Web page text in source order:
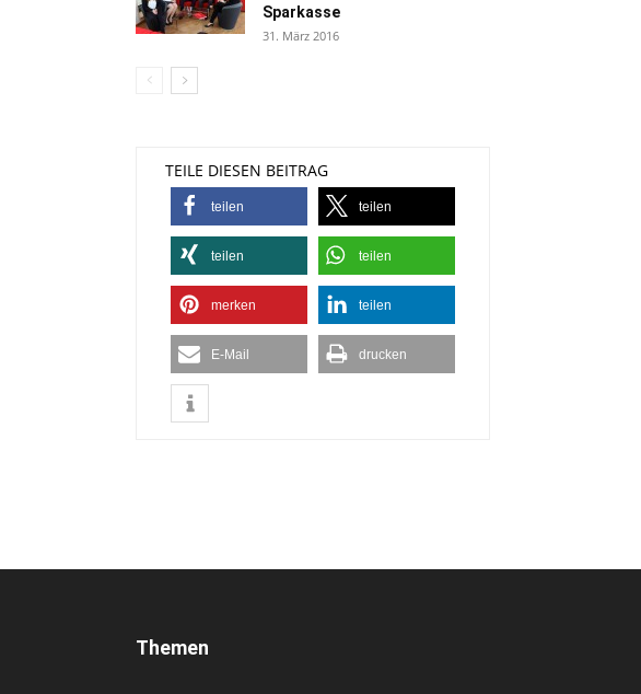
Sparkasse
31. März 2016
TEILE DIESEN BEITRAG
teilen teilen
teilen teilen
merken teilen
E-Mail drucken
Themen